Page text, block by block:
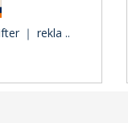
｜ rekla ..